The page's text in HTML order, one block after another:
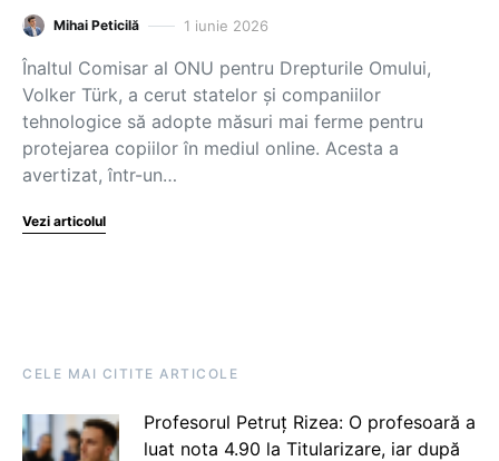
Mihai Peticilă 1 iunie 2026
Înaltul Comisar al ONU pentru Drepturile Omului,
Volker Türk, a cerut statelor și companiilor
tehnologice să adopte măsuri mai ferme pentru
protejarea copiilor în mediul online. Acesta a
avertizat, într-un…
Vezi articolul
CELE MAI CITITE ARTICOLE
Profesorul Petruț Rizea: O profesoară a
luat nota 4.90 la Titularizare, iar după